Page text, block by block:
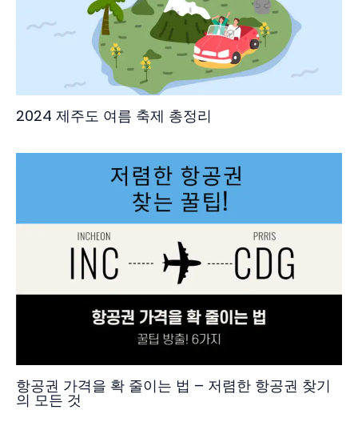
2024 제주도 여름 축제 총정리
항공권 가격을 확 줄이는 법 – 저렴한 항공권 찾기
의 모든 것